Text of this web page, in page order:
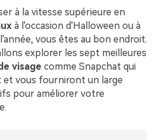
à la vitesse supérieure en
à l'occasion d'Halloween ou à
vous êtes au bon endroit.
explorer les sept meilleures
visage comme Snapchat qui
et vous fourniront un large
pour améliorer votre